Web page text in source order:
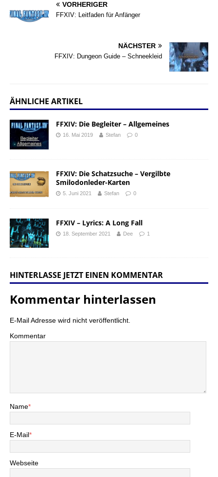
VORHERIGER
FFXIV: Leitfaden für Anfänger
NÄCHSTER
FFXIV: Dungeon Guide – Schneekleid
ÄHNLICHE ARTIKEL
FFXIV: Die Begleiter – Allgemeines
16. Mai 2019 Stefan 0
FFXIV: Die Schatzsuche – Vergilbte
Smilodonleder-Karten
5. Juni 2021 Stefan 0
FFXIV – Lyrics: A Long Fall
18. September 2021 Dee 1
HINTERLASSE JETZT EINEN KOMMENTAR
Kommentar hinterlassen
E-Mail Adresse wird nicht veröffentlicht.
Kommentar
Name*
E-Mail*
Webseite